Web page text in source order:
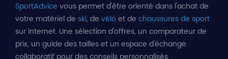
SportAdvice vous permet d'être orienté dans l'achat de
votre matériel de ski, de véloet de chaussures de sport
sur internet. Une sélection d'offres, un comparateur de
prix, un guide des tailles et un espace d'échange